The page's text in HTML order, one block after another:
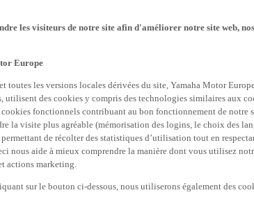
les visiteurs de notre site afin d'améliorer notre site web,
Europe
toutes les versions locales dérivées du site, Yamaha Motor
utilisent des cookies y compris des technologies similaires aux
fonctionnels contribuant au bon fonctionnement de notre
la visite plus agréable (mémorisation des logins, le choix des
de récolter des statistiques d’utilisation tout en
nous aide à mieux comprendre la manière dont vous utilisez
actions marketing.
sur le bouton ci-dessous, nous utiliserons également des